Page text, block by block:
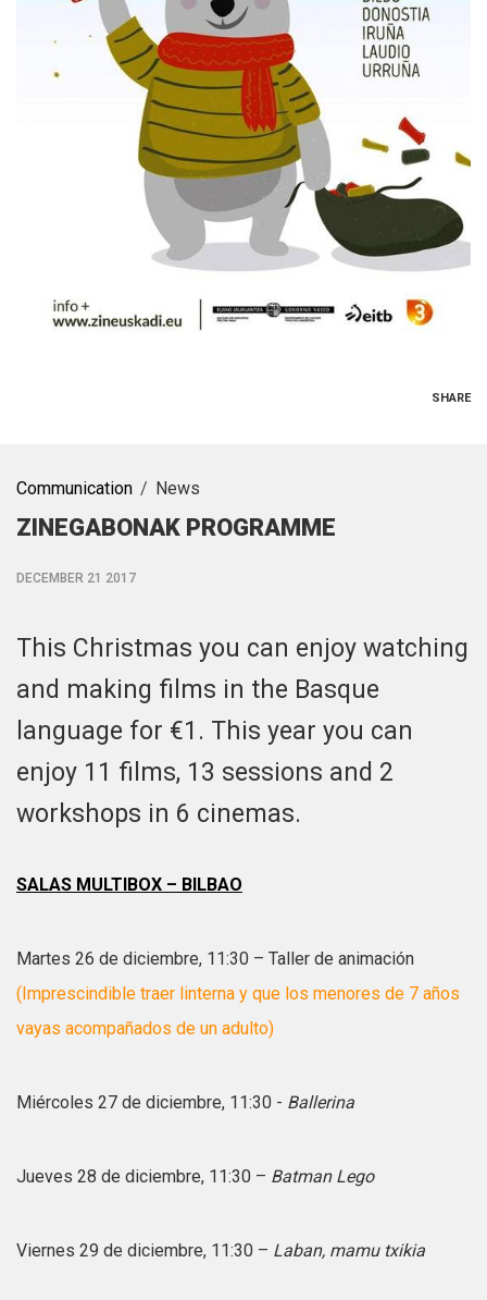
SHARE
Communication News
ZINEGABONAK PROGRAMME
DECEMBER 21 2017
This Christmas you can enjoy watching
and making films in the Basque
language for €1. This year you can
enjoy 11 films, 13 sessions and 2
workshops in 6 cinemas.
SALAS MULTIBOX – BILBAO
Martes 26 de diciembre, 11:30 – Taller de animación
(Imprescindible traer linterna y que los menores de 7 años
vayas acompañados de un adulto)
Miércoles 27 de diciembre, 11:30 - Ballerina
Jueves 28 de diciembre, 11:30 – Batman Lego
Viernes 29 de diciembre, 11:30 – Laban, mamu txikia